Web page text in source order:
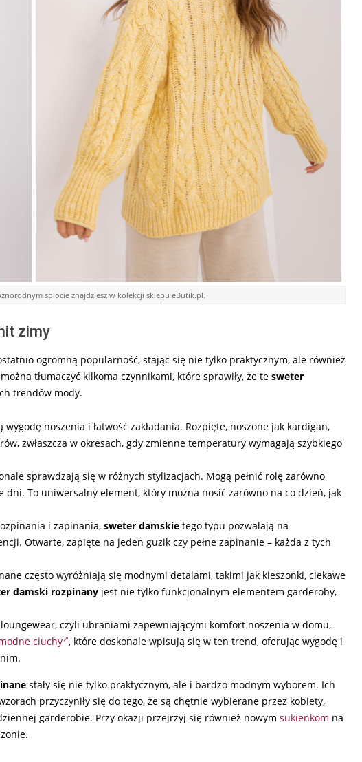
splocie znajdziesz w kolekcji sklepu eButik.pl.
zimy
ogromną popularność, stając się nie tylko praktycznym, ale również
tłumaczyć kilkoma czynnikami, które sprawiły, że te sweter
trendów mody.
noszenia i łatwość zakładania. Rozpięte, noszone jak kardigan,
zwłaszcza w okresach, gdy zmienne temperatury wymagają szybkiego
sprawdzają się w różnych stylizacjach. Mogą pełnić rolę zarówno
To uniwersalny element, który można nosić zarówno na co dzień, jak
i zapinania, sweter damskie tego typu pozwalają na
Otwarte, zapięte na jeden guzik czy pełne zapinanie – każda z tych
często wyróżniają się modnymi detalami, takimi jak kieszonki, ciekawe
damski rozpinany jest nie tylko funkcjonalnym elementem garderoby,
czyli ubraniami zapewniającymi komfort noszenia w domu,
ciuchy , które doskonale wpisują się w ten trend, oferując wygodę i
stały się nie tylko praktycznym, ale i bardzo modnym wyborem. Ich
przyczyniły się do tego, że są chętnie wybierane przez kobiety,
garderobie. Przy okazji przejrzyj się również nowym sukienkom na